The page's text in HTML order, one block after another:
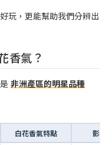
玩，更能幫助我們分辨出
香氣？
非洲產區的明星品種
白花香氣特點 影響